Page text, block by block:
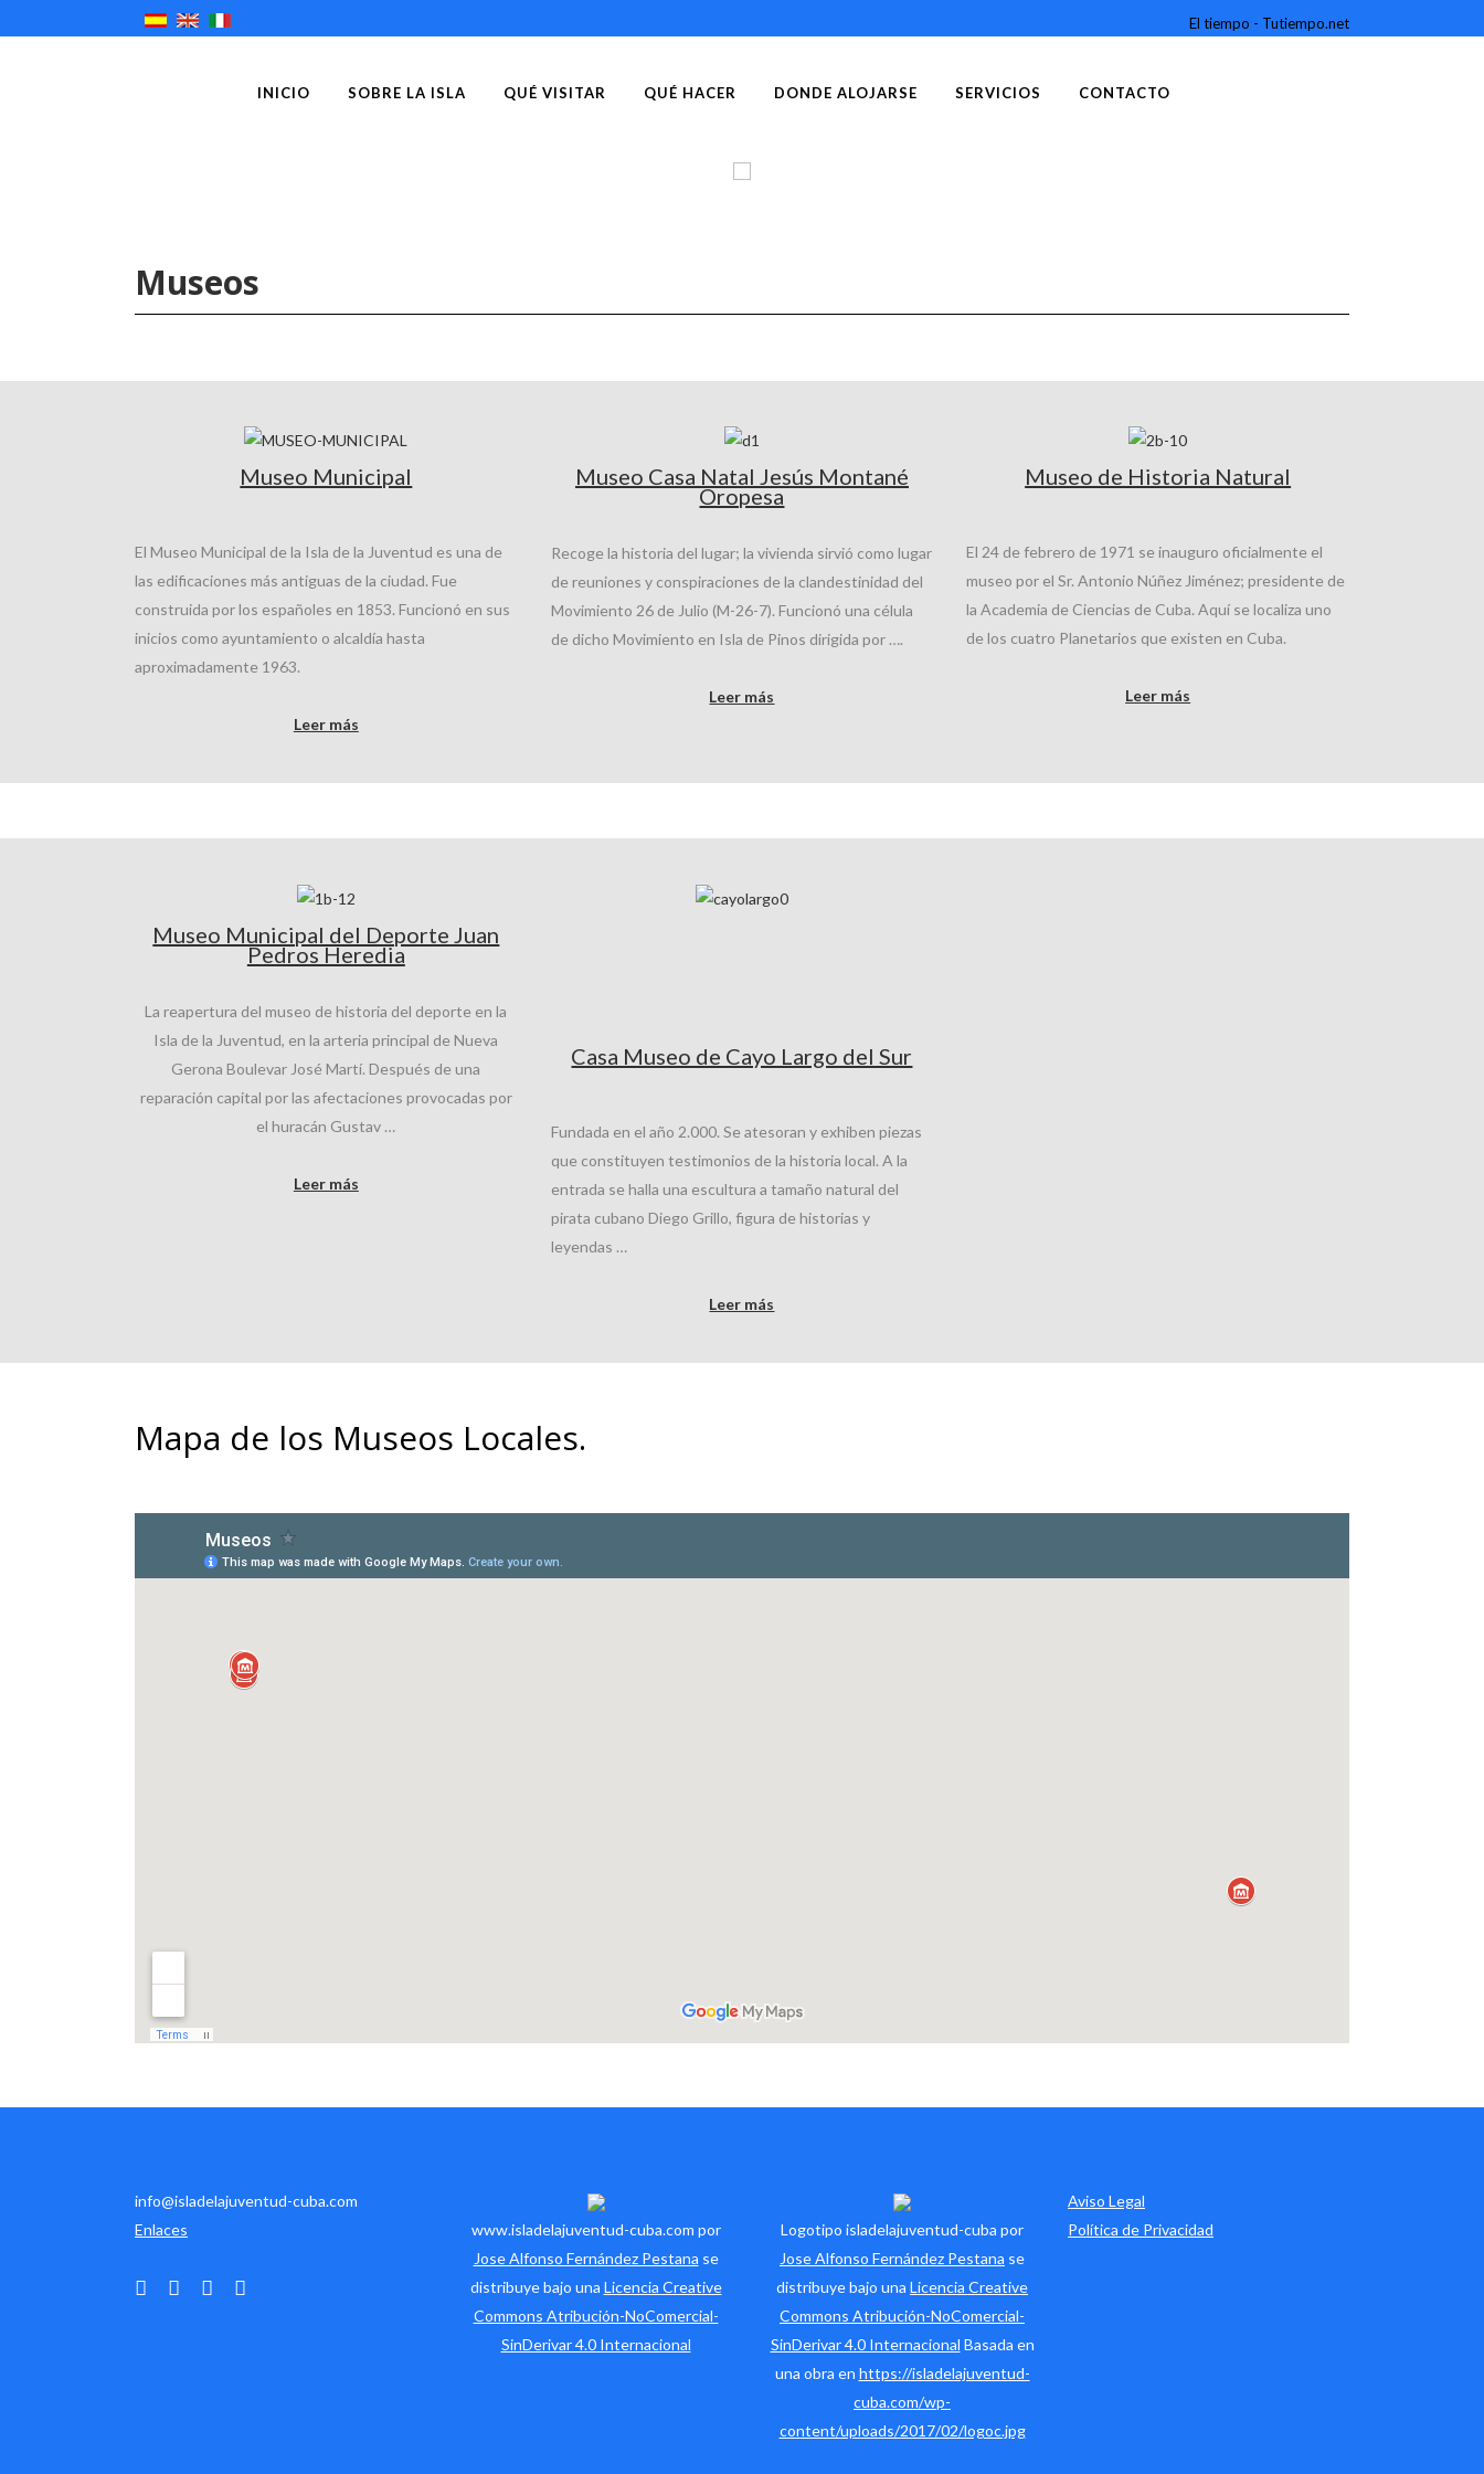
El tiempo - Tutiempo.net
INICIO SOBRE LA ISLA QUÉ VISITAR QUÉ HACER DONDE ALOJARSE SERVICIOS CONTACTO
Museos
Museo Municipal
El Museo Municipal de la Isla de la Juventud es una de
las edificaciones más antiguas de la ciudad. Fue
construida por los españoles en 1853. Funcionó en sus
inicios como ayuntamiento o alcaldía hasta
aproximadamente 1963.
Leer más
Museo Casa Natal Jesús Montané
Oropesa
Recoge la historia del lugar; la vivienda sirvió como lugar
de reuniones y conspiraciones de la clandestinidad del
Movimiento 26 de Julio (M-26-7). Funcionó una célula
de dicho Movimiento en Isla de Pinos dirigida por ….
Leer más
Museo de Historia Natural
El 24 de febrero de 1971 se inauguro oficialmente el
museo por el Sr. Antonio Núñez Jiménez; presidente de
la Academia de Ciencias de Cuba. Aquí se localiza uno
de los cuatro Planetarios que existen en Cuba.
Leer más
Museo Municipal del Deporte Juan
Pedros Heredia
La reapertura del museo de historia del deporte en la
Isla de la Juventud, en la arteria principal de Nueva
Gerona Boulevar José Martí. Después de una
reparación capital por las afectaciones provocadas por
el huracán Gustav …
Leer más
Casa Museo de Cayo Largo del Sur
Fundada en el año 2.000. Se atesoran y exhiben piezas
que constituyen testimonios de la historia local. A la
entrada se halla una escultura a tamaño natural del
pirata cubano Diego Grillo, figura de historias y
leyendas …
Leer más
Mapa de los Museos Locales.
info@isladelajuventud-cuba.com
Enlaces
www.isladelajuventud-cuba.com por
Jose Alfonso Fernández Pestana se
distribuye bajo una Licencia Creative
Commons Atribución-NoComercial-
SinDerivar 4.0 Internacional
Logotipo isladelajuventud-cuba por
Jose Alfonso Fernández Pestana se
distribuye bajo una Licencia Creative
Commons Atribución-NoComercial-
SinDerivar 4.0 Internacional Basada en
una obra en https://isladelajuventud-
cuba.com/wp-
content/uploads/2017/02/logoc.jpg
Aviso Legal
Política de Privacidad